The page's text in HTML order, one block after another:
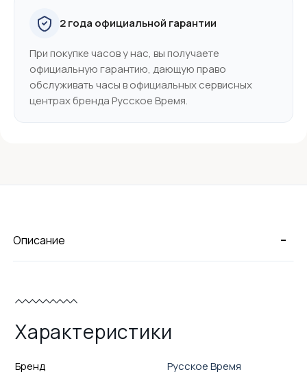
2 года официальной гарантии
При покупке часов у нас, вы получаете
официальную гарантию, дающую право
обслуживать часы в официальных сервисных
центрах бренда Русское Время.
-
Описание
Характеристики
Бренд
Русское Время